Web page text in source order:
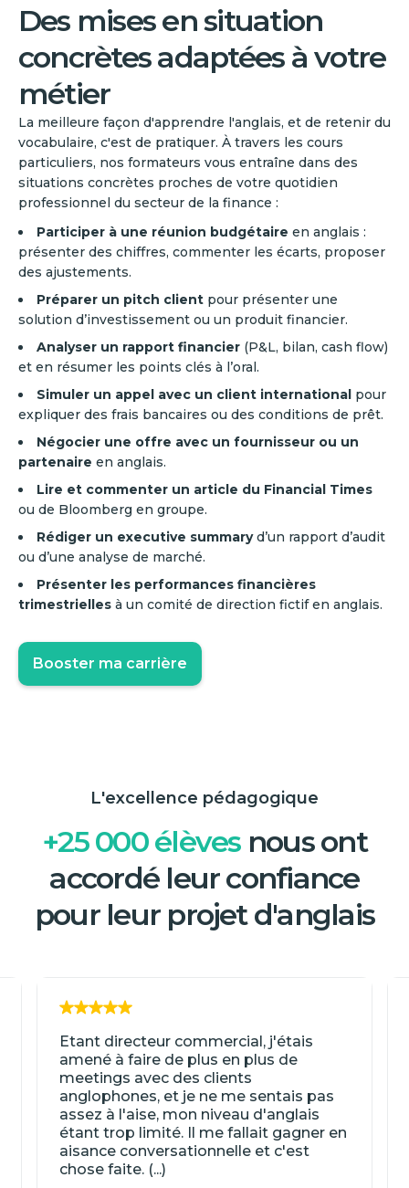
Des mises en situation
concrètes adaptées à votre
métier
La meilleure façon d'apprendre l'anglais, et de retenir du
vocabulaire, c'est de pratiquer. À travers les cours
particuliers, nos formateurs vous entraîne dans des
situations concrètes proches de votre quotidien
professionnel du secteur de la finance :
Participer à une réunion budgétaire en anglais :
présenter des chiffres, commenter les écarts, proposer
des ajustements.
Préparer un pitch client pour présenter une
solution d’investissement ou un produit financier.
Analyser un rapport financier (P&L, bilan, cash flow)
et en résumer les points clés à l’oral.
Simuler un appel avec un client international pour
expliquer des frais bancaires ou des conditions de prêt.
Négocier une offre avec un fournisseur ou un
partenaire en anglais.
Lire et commenter un article du Financial Times
ou de Bloomberg en groupe.
Rédiger un executive summaryd’un rapport d’audit
ou d’une analyse de marché.
Présenter les performances financières
trimestrielles à un comité de direction fictif en anglais.
Booster ma carrière
L'excellence pédagogique
+25 000 élèvesnous ont
accordé leur confiance
pour leur projet d'anglais
Etant directeur commercial, j'étais
amené à faire de plus en plus de
meetings avec des clients
anglophones, et je ne me sentais pas
assez à l'aise, mon niveau d'anglais
étant trop limité. Il me fallait gagner en
aisance conversationnelle et c'est
chose faite. (...)